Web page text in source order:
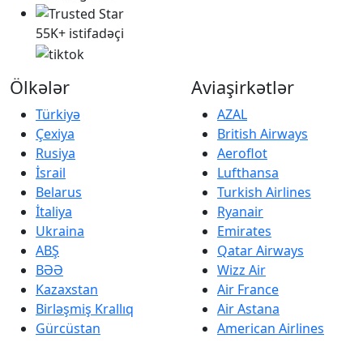
55K+ istifadəçi
Ölkələr
Türkiyə
Çexiya
Rusiya
İsrail
Belarus
İtaliya
Ukraina
ABŞ
BƏƏ
Kazaxstan
Birləşmiş Krallıq
Gürcüstan
Aviaşirkətlər
AZAL
British Airways
Aeroflot
Lufthansa
Turkish Airlines
Ryanair
Emirates
Qatar Airways
Wizz Air
Air France
Air Astana
American Airlines